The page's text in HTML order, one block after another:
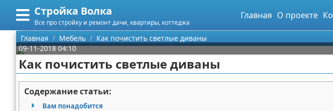
Стройка Волка
Все про стройку и ремонт дачи, квартиры, коттеджа
Главная О проекте
Меню
Главная
Категории
Строительство
Мебель
Поиск
О проекте
Главная Мебель
Как почистить светлые диваны
09-11-2018 04:10
Как почистить светлые диваны
Содержание статьи:
Вам понадобится